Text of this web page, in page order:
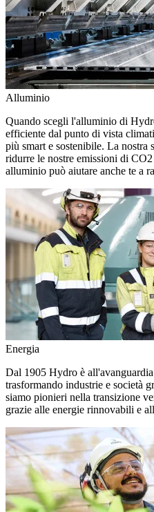
Alluminio
Quando scegli l'alluminio di
efficiente dal punto di vista
più smart e sostenibile. La nostra
ridurre le nostre emissioni di
alluminio può aiutare anche te a
Energia
Dal 1905 Hydro è
trasformando industrie e società
siamo pionieri nella transizione
grazie alle energie rinnovabili e